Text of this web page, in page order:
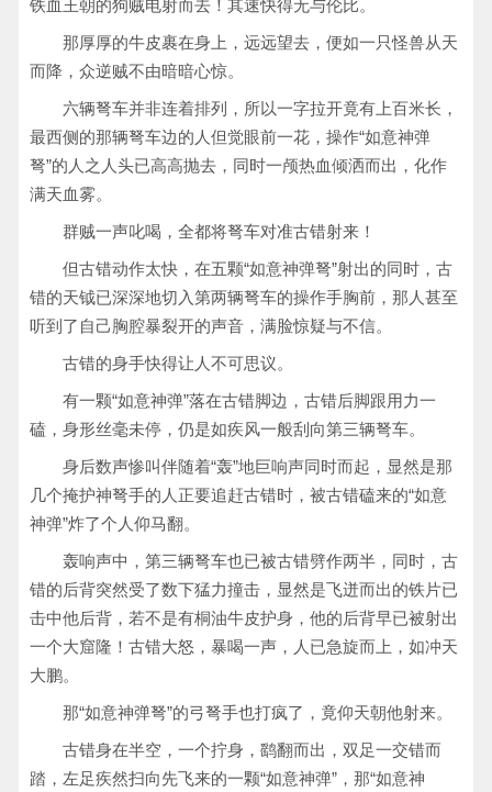
铁血王朝的狗贼电射而去！其速快得无与伦比。
那厚厚的牛皮裹在身上，远远望去，便如一只怪兽从天
而降，众逆贼不由暗暗心惊。
六辆弩车并非连着排列，所以一字拉开竟有上百米长，
最西侧的那辆弩车边的人但觉眼前一花，操作“如意神弹
弩”的人之人头已高高抛去，同时一颅热血倾洒而出，化作
满天血雾。
群贼一声叱喝，全都将弩车对准古错射来！
但古错动作太快，在五颗“如意神弹弩”射出的同时，古
错的天钺已深深地切入第两辆弩车的操作手胸前，那人甚至
听到了自己胸腔暴裂开的声音，满脸惊疑与不信。
古错的身手快得让人不可思议。
有一颗“如意神弹”落在古错脚边，古错后脚跟用力一
磕，身形丝毫未停，仍是如疾风一般刮向第三辆弩车。
身后数声惨叫伴随着“轰”地巨响声同时而起，显然是那
几个掩护神弩手的人正要追赶古错时，被古错磕来的“如意
神弹”炸了个人仰马翻。
轰响声中，第三辆弩车也已被古错劈作两半，同时，古
错的后背突然受了数下猛力撞击，显然是飞迸而出的铁片已
击中他后背，若不是有桐油牛皮护身，他的后背早已被射出
一个大窟隆！古错大怒，暴喝一声，人已急旋而上，如冲天
大鹏。
那“如意神弹弩”的弓弩手也打疯了，竟仰天朝他射来。
古错身在半空，一个拧身，鹞翻而出，双足一交错而
踏，左足疾然扫向先飞来的一颗“如意神弹”，那“如意神